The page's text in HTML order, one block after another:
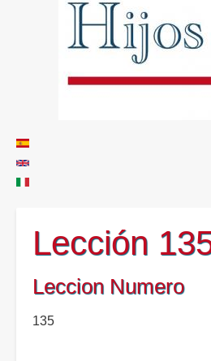
Lección
Leccion Numero
135